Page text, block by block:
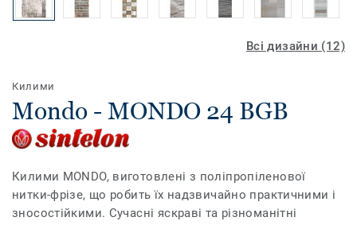
Всі дизайни (12)
Килими
Mondo - MONDO 24 BGB
Килими MONDO, виготовлені з поліпропіленової
нитки-фрізе, що робить їх надзвичайно практичними і
зносостійкими. Сучасні яскраві та різноманітні